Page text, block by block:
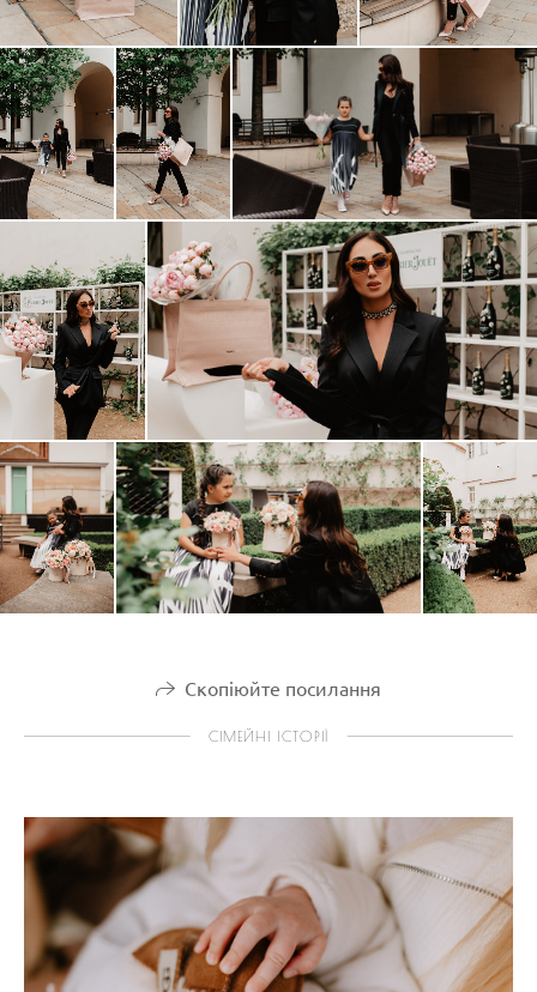
Скопіюйте посилання
СІМЕЙНІ ІСТОРІЇ